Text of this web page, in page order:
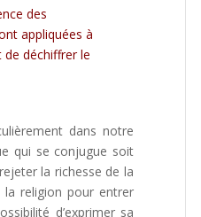
des
appliquées à
de déchiffrer le
dans notre
qui se conjugue soit
la richesse de la
la religion pour entrer
d’exprimer sa